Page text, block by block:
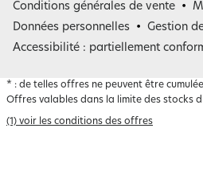
Belgique
Conditions générales de vente
Données personnelles
Gestion
Accessibilité : partiellement
* : de telles offres ne peuvent être
Offres valables dans la limite des stocks
(1) voir les conditions des offres